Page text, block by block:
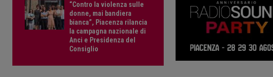
“Contro la violenza sulle
donne, mai bandiera
bianca”, Piacenza rilancia
la campagna nazionale di
Anci e Presidenza del
Consiglio